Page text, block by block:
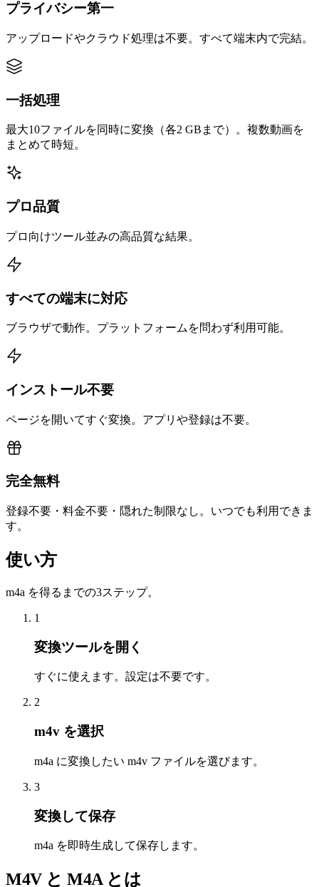
プライバシー第一
アップロードやクラウド処理は不要。すべて端末内で完結。
一括処理
最大10ファイルを同時に変換（各2 GBまで）。複数動画を
まとめて時短。
プロ品質
プロ向けツール並みの高品質な結果。
すべての端末に対応
ブラウザで動作。プラットフォームを問わず利用可能。
インストール不要
ページを開いてすぐ変換。アプリや登録は不要。
完全無料
登録不要・料金不要・隠れた制限なし。いつでも利用できま
す。
使い方
m4a を得るまでの3ステップ。
1
変換ツールを開く
すぐに使えます。設定は不要です。
2
m4v を選択
m4a に変換したい m4v ファイルを選びます。
3
変換して保存
m4a を即時生成して保存します。
M4V と M4A とは